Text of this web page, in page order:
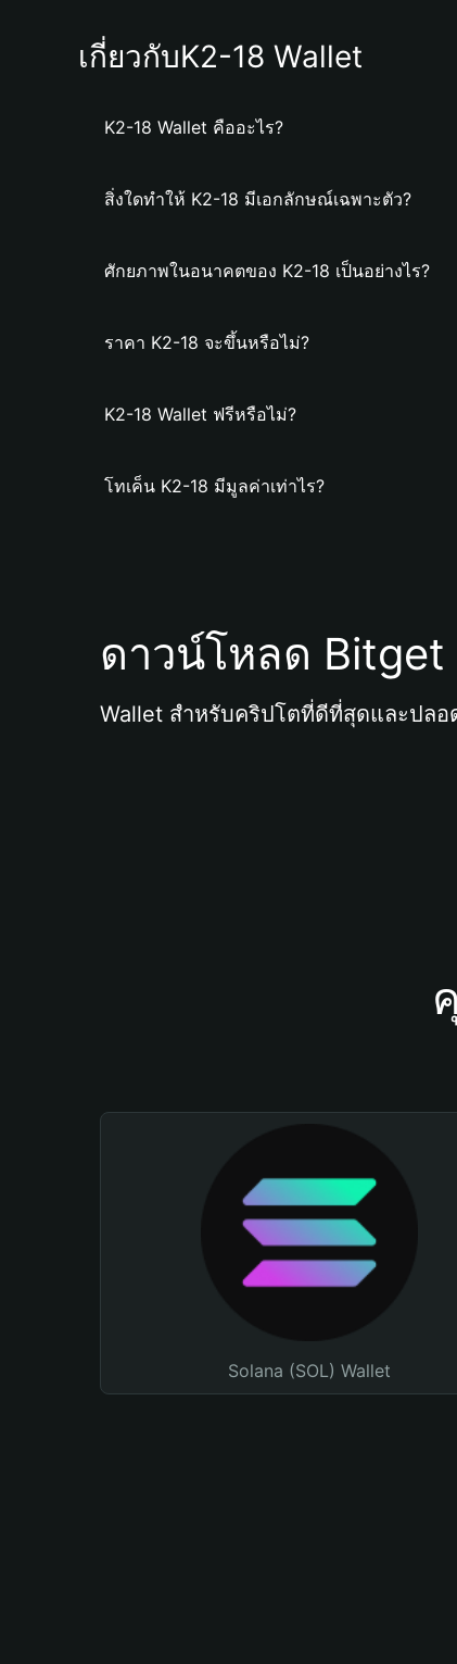
เกี่ยวกับK2-18 Wallet
K2-18 Wallet คืออะไร?
สิ่งใดทำให้ K2-18 มีเอกลักษณ์เฉพาะตัว?
ศักยภาพในอนาคตของ K2-18 เป็นอย่างไร?
ราคา K2-18 จะขึ้นหรือไม่?
K2-18 Wallet ฟรีหรือไม่?
โทเค็น K2-18 มีมูลค่าเท่าไร?
ดาวน์โหลด Bitget
Wallet สำหรับคริปโตที่ดีที่สุดและปล
Solana (SOL) Wallet